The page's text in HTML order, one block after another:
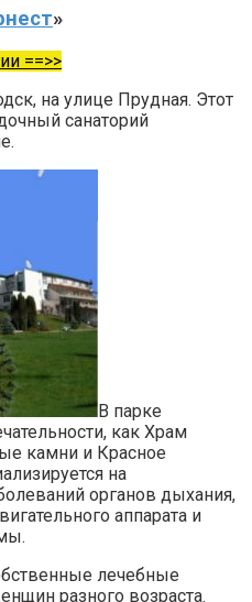
»
==>>
на улице Прудная. Этот
санаторий
В парке
как Храм
камни и Красное
на
органов дыхания,
аппарата и
лечебные
разного возраста.